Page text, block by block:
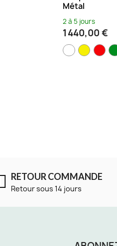
Métal
2 à 5 jours
1 440,00 €
RETOUR COMMANDE
Retour sous 14 jours